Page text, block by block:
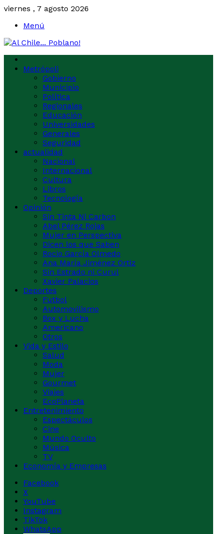
viernes , 7 agosto 2026
Menú
Metrópoli
Gobierno
Municipio
Política
Regionales
Educación
Universidades
Generales
Seguridad
actualidad
Nacional
Internacional
Cultura
Libros
Tecnología
Opinión
Sin Tinta Ni Carbon
Abel Pérez Rojas
Mujer en Perspectiva
Dicen los que Saben
Rocio García Olmedo
Ana María Jiménez Ortiz
Sin Estrado ni Curul
Xavier Palacios
Deportes
Futbol
Automovilismo
Box y Lucha
Americano
Otros
Vida y Estilo
Salud
Moda
Mujer
Gourmet
Viajes
EcoPlaneta
Entretenimiento
Espectáculos
Cine
Mundo Oculto
Música
TV
Economía y Empresas
Facebook
X
YouTube
Instagram
TikTok
WhatsApp